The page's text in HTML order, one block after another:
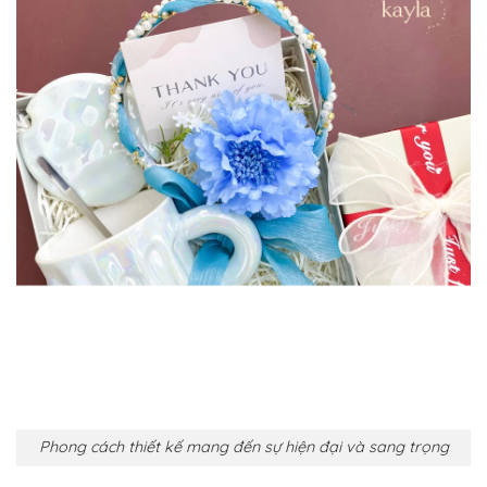
Phong cách thiết kế mang đến sự hiện đại và sang trọng